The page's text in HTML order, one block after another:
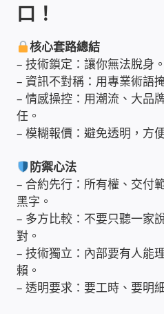
智慧櫃
電子鎖 凱特安Kwikset
電子模組電路模塊
門禁安全控制 工具 軟體
建築技術設備設置
租屋維修、租屋安全
智慧電錶、儲值、雲端
公用房間插卡計費方
口！
核心套路總結
– 技術鎖定：讓你無法脫身。
– 資訊不對稱：用專業術語
– 情感操控：用潮流、大品
任。
– 模糊報價：避免透明，方
防禦心法
– 合約先行：所有權、交付
黑字。
– 多方比較：不要只聽一家
對。
– 技術獨立：內部要有人能
賴。
– 透明要求：要工時、要明